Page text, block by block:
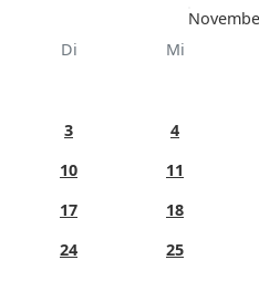
Di Mi
3 4
10 11
17 18
24 25